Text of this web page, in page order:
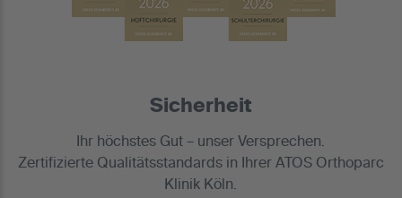
Sicherheit
Ihr höchstes Gut – unser Versprechen.
Zertifizierte Qualitätsstandards in Ihrer ATOS Orthoparc
Klinik Köln.